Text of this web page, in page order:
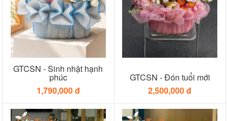
GTCSN - Sinh nhật hạnh
phúc
1,790,000 đ
GTCSN - Đón tuổi mới
2,500,000 đ